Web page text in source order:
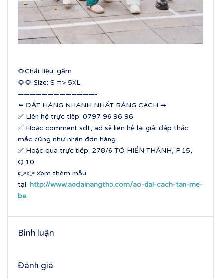
🌻Chất liệu: gấm
🌻🌻 Size: S => 5XL
—————————————-
⬅️ ĐẶT HÀNG NHANH NHẤT BẰNG CÁCH ➡️
✅ Liên hệ trực tiếp: 0797 96 96 96
✅ Hoặc comment sdt, ad sẽ liên hệ lại giải đáp thắc
mắc cũng như nhận đơn hàng.
✅ Hoặc qua trực tiếp: 278/6 TÔ HIẾN THÀNH, P.15,
Q.10
👉👉 Xem thêm mẫu
tại: http://www.aodainangtho.com/ao-dai-cach-tan-me-
be
Bình luận
Đánh giá